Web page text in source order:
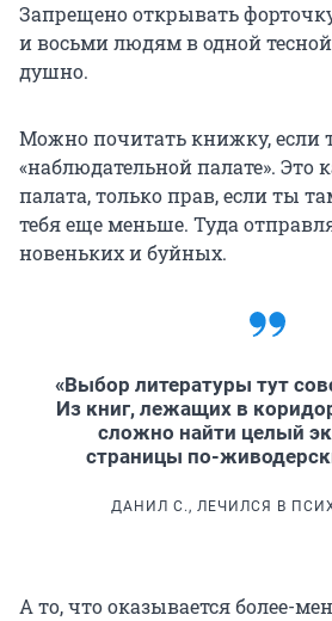
Запрещено открывать
и восьми людям в одной тесной
душно.
Можно почитать книжку, если
«наблюдательной палате». Это
палата, только прав, если ты
тебя еще меньше. Туда
новеньких и буйных.
«Выбор литературы тут
Из книг, лежащих в
сложно найти целый
страницы по-
ДАНИЛ С., ЛЕЧИЛСЯ В
А то, что оказывается более-